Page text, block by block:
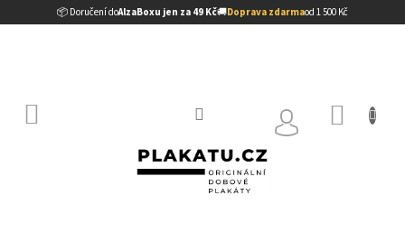
📦 Doručení doAlzaBoxu jen za 49 Kč🚚Doprava zdarmaod 1 500 Kč
na